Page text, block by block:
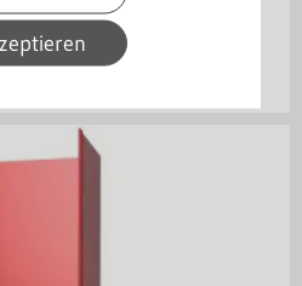
€